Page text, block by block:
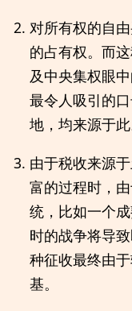
对所有权的自
的占有权。而
及中央集权眼
最令人吸引的
地，均来源于此
由于税收来源
富的过程时，
统，比如一个
时的战争将导
种征收最终由
基。